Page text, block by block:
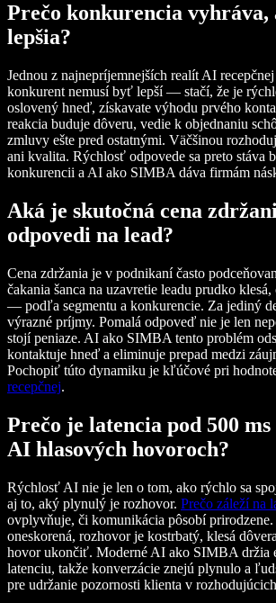
Prečo konkurencia
lepšia?
Jednou z najnepríjemnejších realít AI
konkurent nemusí byť lepší — stačí, že je
oslovený hneď, získavate výhodu prvého
reakcia buduje dôveru, vedie k objednaniu
zmluvy ešte pred ostatnými. Väčšinou
ani kvalita. Rýchlosť odpovede sa preto stáva
konkurencii a AI ako SIMBA dáva firmám
Aká je skutočná cena
odpovedi na lead?
Cena zdržania je v podnikaní často
čakania šanca na uzavretie leadu prudko
— podľa segmentu a konkurencie. Za jediný
výrazné príjmy. Pomalá odpoveď nie je len
stojí peniaze. AI ako SIMBA tento problém
kontaktuje hneď a eliminuje prepad medzi
Pochopiť túto dynamiku je kľúčové pri
recepčnej.
Prečo je latencia pod 500
AI hlasových hovoroch?
Rýchlosť AI nie je len o tom, ako rýchlo sa
aj to, aký plynulý je rozhovor. Prečo záleží na
ovplyvňuje, či komunikácia pôsobí
oneskorená, rozhovor je kostrbatý, klesá
hovor ukončiť. Moderné AI ako SIMBA držia
latenciu, takže konverzácie znejú plynulo a
pre udržanie pozornosti klienta v